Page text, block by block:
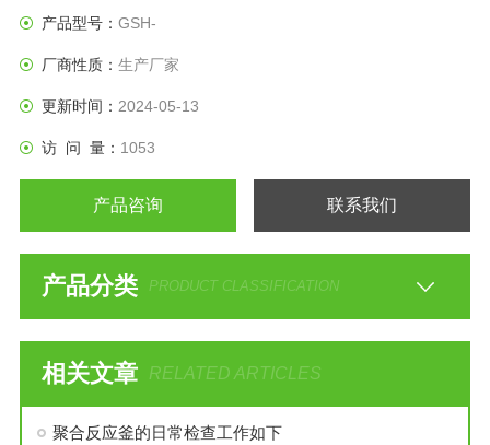
工，制药等行业理想的所需设备。
产品型号： GSH-
厂商性质： 生产厂家
更新时间： 2024-05-13
访 问 量： 1053
产品咨询 联系我们
产品分类 PRODUCT CLASSIFICATION
相关文章 RELATED ARTICLES
聚合反应釜的日常检查工作如下